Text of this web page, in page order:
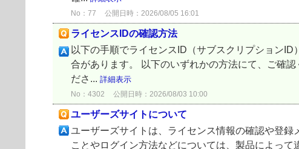
No：77 公開日時：2026/08/05 16:01
ライセンスIDの確認方法
以下の手順でライセンスID（サブスクリプション
合があります。 以下のいずれかの方法にて、ご確
ださ... 詳細表示
No：4302 公開日時：2026/08/03 10:00
ユーザーズサイトについて
ユーザーズサイトは、ライセンス情報の確認や登
ことやログイン方法などについては、製品によっ